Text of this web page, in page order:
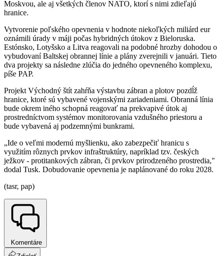
Moskvou, ale aj všetkých členov NATO, ktorí s nimi zdieľajú
hranice.
Vytvorenie poľského opevnenia v hodnote niekoľkých miliárd eur
oznámili úrady v máji počas hybridných útokov z Bieloruska.
Estónsko, Lotyšsko a Litva reagovali na podobné hrozby dohodou o
vybudovaní Baltskej obrannej línie a plány zverejnili v januári. Tieto
dva projekty sa následne zlúčia do jedného opevneného komplexu,
píše PAP.
Projekt Východný štít zahŕňa výstavbu zábran a plotov pozdĺž
hranice, ktoré sú vybavené vojenskými zariadeniami. Obranná línia
bude okrem iného schopná reagovať na prekvapivé útok aj
prostredníctvom systémov monitorovania vzdušného priestoru a
bude vybavená aj podzemnými bunkrami.
„Ide o veľmi modernú myšlienku, ako zabezpečiť hranicu s
využitím rôznych prvkov infraštruktúry, napríklad tzv. českých
ježkov - protitankových zábran, či prvkov prirodzeného prostredia,"
dodal Tusk. Dobudovanie opevnenia je naplánované do roku 2028.
(tasr, pap)
Komentáre